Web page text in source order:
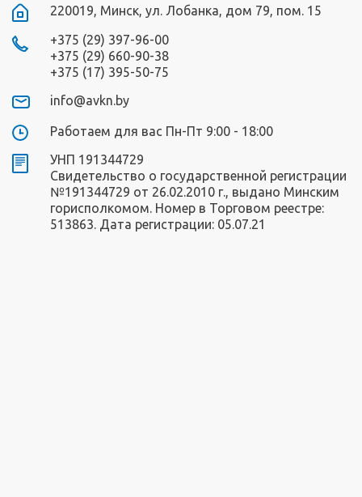
220019, Минск, ул. Лобанка, дом 79, пом. 15
+375 (29) 397-96-00
+375 (29) 660-90-38
+375 (17) 395-50-75
info@avkn.by
Работаем для вас Пн-Пт 9:00 - 18:00
УНП 191344729
Свидетельство о государственной регистрации
№191344729 от 26.02.2010 г., выдано Минским
горисполкомом. Номер в Торговом реестре:
513863. Дата регистрации: 05.07.21